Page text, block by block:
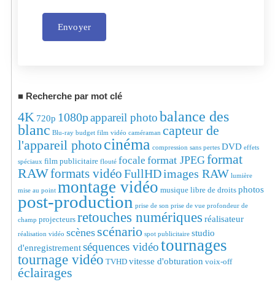
Envoyer
Recherche par mot clé
4K 720p 1080pappareil photobalance des
blanc Blu-ray budget film vidéo caméraman capteur de
l'appareil photocinéma compression sans pertes DVD effets
spéciaux film publicitaire flouté focale format JPEGformat
RAWformats vidéoFullHDimages RAW lumière
mise au point montage vidéo musique libre de droits photos
post-production prise de son prise de vue profondeur de
champ projecteurs retouches numériques réalisateur
réalisation vidéo scènes scénario spot publicitaire studio
d'enregistrementséquences vidéotournages
tournage vidéo TVHD vitesse d'obturation voix-off
éclairages